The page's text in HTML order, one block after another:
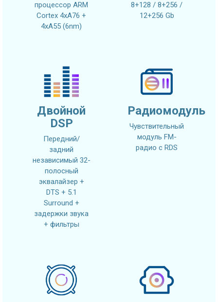
процессор ARM
Cortex 4xA76 +
4xA55 (6nm)
8+128 / 8+256 /
12+256 Gb
Двойной
DSP
Передний/
задний
независимый 32-
полосный
эквалайзер +
DTS + 5.1
Surround +
задержки звука
+ фильтры
Радиомодуль
Чувствительный
модуль FM-
радио с RDS